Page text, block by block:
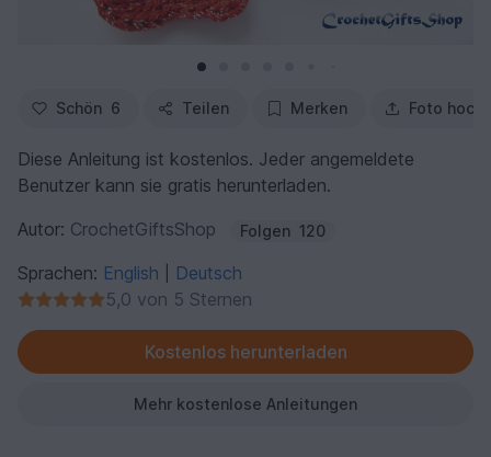
Schön 6 Teilen Merken Foto
Diese Anleitung ist kostenlos. Jeder angemeldete
Benutzer kann sie gratis herunterladen.
Autor: CrochetGiftsShop Folgen 120
Sprachen: English
Deutsch
5,0 von 5 Sternen
Kostenlos herunterladen
Mehr kostenlose Anleitungen